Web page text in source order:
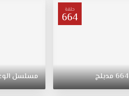
حلقة
664
664مدبلج مسلسل